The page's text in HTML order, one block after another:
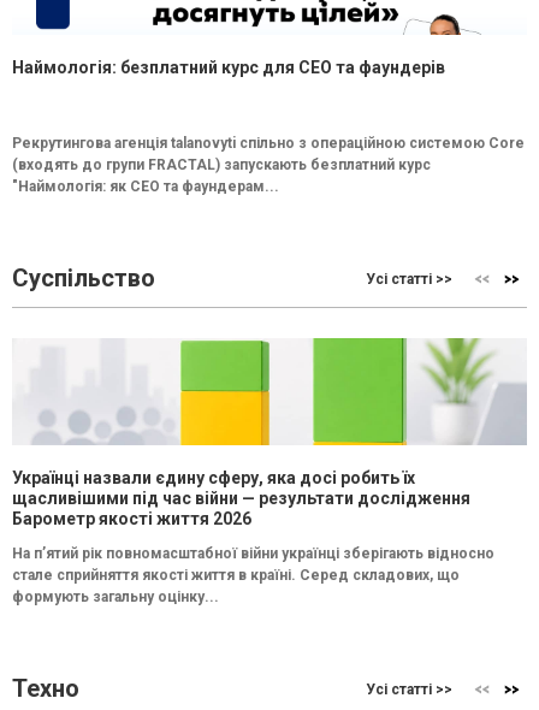
Наймологія: безплатний курс для CEO та фаундерів
Рекрутингова агенція talanovyti спільно з операційною системою Core
(входять до групи FRACTAL) запускають безплатний курс
"Наймологія: як СEO та фаундерам...
Суспільство Усі статті >>
Українці назвали єдину сферу, яка досі робить їх
щасливішими під час війни — результати дослідження
Барометр якості життя 2026
На п’ятий рік повномасштабної війни українці зберігають відносно
стале сприйняття якості життя в країні. Серед складових, що
формують загальну оцінку...
Техно Усі статті >>